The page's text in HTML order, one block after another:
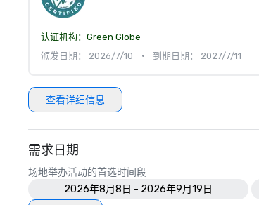
认证机构： Green Globe
颁发日期： 2026/7/10
• 到期日期： 2027/7/11
查看详细信息
需求日期
场地举办活动的首选时间段
2026年8月8日 - 2026年9月19日